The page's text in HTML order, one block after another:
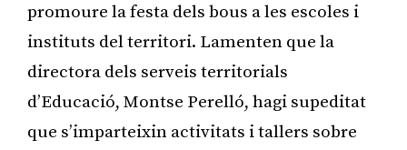
promoure la festa dels bous a les escoles i
instituts del territori. Lamenten que la
directora dels serveis territorials
d’Educació, Montse Perelló, hagi supeditat
que s’imparteixin activitats i tallers sobre